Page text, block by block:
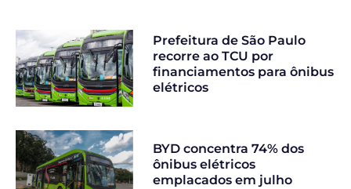
Prefeitura de São Paulo
recorre ao TCU por
financiamentos para ônibus
elétricos
BYD concentra 74% dos
ônibus elétricos
emplacados em julho